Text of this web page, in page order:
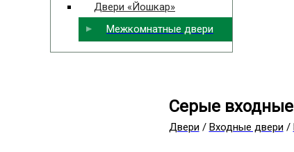
Двери «Йошкар»
Межкомнатные двери
Серые
Двери / Входные двери /